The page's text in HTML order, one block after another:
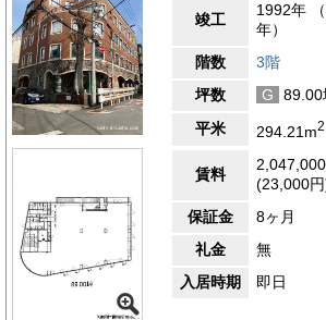
【周辺ガイド】
フロンティア代々木の立地する代々木エリ
閑静な住宅街の良さを併せ持つ恵まれた環
木駅周辺は、商業施設や飲食店が集まる賑
っています。大型スーパーやドラッグスト
トアなどの生活利便施設も充実しており、
活を支える環境が整っています。一方で、
にあり、緑豊かな自然に触れられる良好な
す。公園内には野球場や運動施設があり、
ションの場としても利用できます。代々木
技場などの大規模な施設も近接しています
く、落ち着いた雰囲気が漂う一方で、最寄
が集積するなど、利便性と静けさが程良く
さらに渋谷や新宿といった主要ビジネス街
す。
竣工
1992年
年）
階数
3階
坪数
G
89.00
平米
294.21m2
賃料
(23,000
保証金
8ヶ月
礼金
無
入居時期
即日